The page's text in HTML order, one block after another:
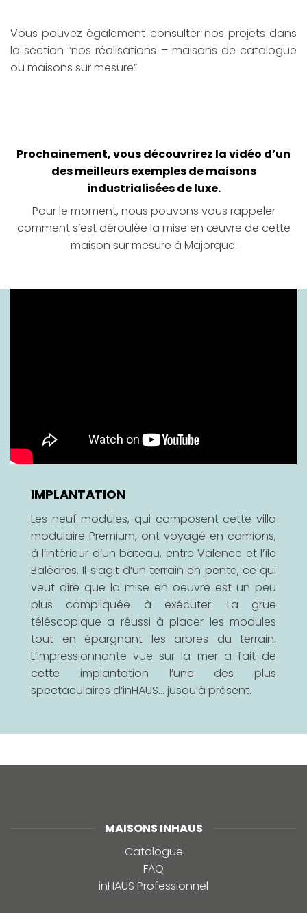
Vous pouvez également consulter nos projets dans
la section “nos réalisations – maisons de catalogue
ou maisons sur mesure”.
Prochainement, vous découvrirez la vidéo d’un
des meilleurs exemples de maisons
industrialisées de luxe.
Pour le moment, nous pouvons vous rappeler
comment s’est déroulée la mise en œuvre de cette
maison sur mesure à Majorque.
IMPLANTATION
Les neuf modules, qui composent cette villa
modulaire Premium, ont voyagé en camions,
à l’intérieur d’un bateau, entre Valence et l’île
Baléares. Il s’agit d’un terrain en pente, ce qui
veut dire que la mise en oeuvre est un peu
plus compliquée à exécuter. La grue
téléscopique a réussi à placer les modules
tout en épargnant les arbres du terrain.
L’impressionnante vue sur la mer a fait de
cette implantation l’une des plus
spectaculaires d’inHAUS… jusqu’à présent.
MAISONS INHAUS
Catalogue
FAQ
inHAUS Professionnel